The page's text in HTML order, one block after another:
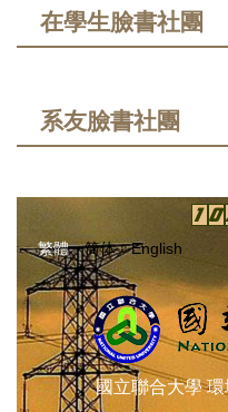
在學生臉書社團
系友臉書社團
繁體 简体 English
國立聯合大學 環